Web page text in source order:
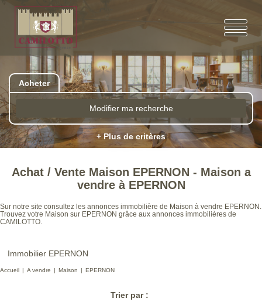
Acheter
Modifier ma recherche
+ Plus de critères
Achat / Vente Maison EPERNON - Maison a
vendre à EPERNON
Sur notre site consultez les annonces immobilière de Maison à vendre EPERNON.
Trouvez votre Maison sur EPERNON grâce aux annonces immobilières de
CAMILOTTO.
Immobilier EPERNON
Accueil A vendre Maison EPERNON
Trier par :